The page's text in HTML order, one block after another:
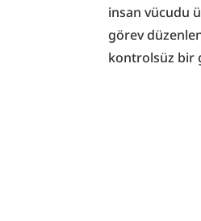
insan vücudu
görev
kontrolsüz bir